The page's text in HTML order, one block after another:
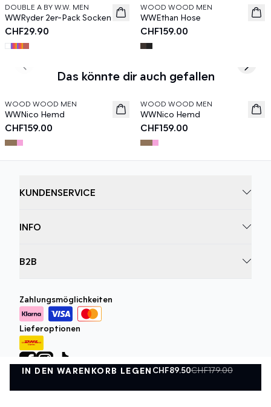
IN DEN WARENKORB LEGEN CHF89.50CHF179.00
IN DEN WARENKORB LEGEN
News
DOUBLE A BY W.W. MEN
WWRyder 2er-Pack Socken
CHF29.90
News
WOOD WOOD MEN
WWEthan Hose
CHF159.00
Das könnte dir auch gefallen
News
WOOD WOOD MEN
WWNico Hemd
CHF159.00
News
WOOD WOOD MEN
WWNico Hemd
CHF159.00
Previous slide Next
KUNDENSERVICE
INFO
B2B
Zahlungsmöglichkeiten
Lieferoptionen